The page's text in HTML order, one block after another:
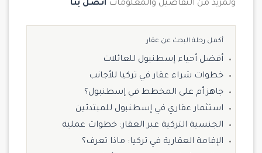
ولمزيد من التفاصيل والمعلومات اتصل بنا
أكمل رحلة البحث عن عقار
أفضل أحياء إسطنبول للعائلات
خطوات شراء عقار في تركيا للأجانب
جاهز أم على المخطط في إسطنبول؟
استثمار عقاري في إسطنبول للمبتدئين
الجنسية التركية عبر العقار: خطوات عملية
الإقامة العقارية في تركيا: ماذا تعرف؟